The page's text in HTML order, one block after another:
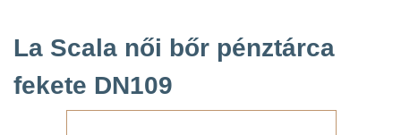
La Scala női bőr pénztárca
fekete DN109